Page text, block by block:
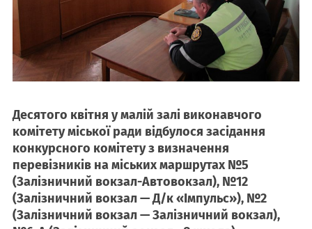
Десятого квітня у малій залі виконавчого
комітету міської ради відбулося засідання
конкурсного комітету з визначення
перевізників на міських маршрутах №5
(Залізничний вокзал-Автовокзал), №12
(Залізничний вокзал — Д/к «Імпульс»), №2
(Залізничний вокзал — Залізничний вокзал),